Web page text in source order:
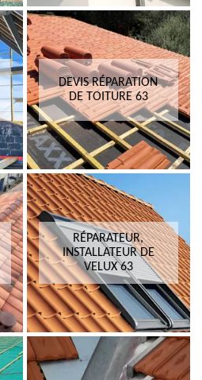
DEVIS RÉPARATION
DE TOITURE 63
RÉPARATEUR,
INSTALLATEUR DE
VELUX 63